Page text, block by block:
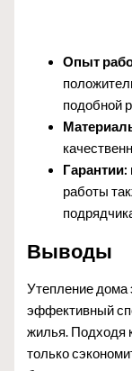
Опыт
подобной
Гарантии:
работы
Выводы
Утепление дома
эффективный
жилья. Подходя
только